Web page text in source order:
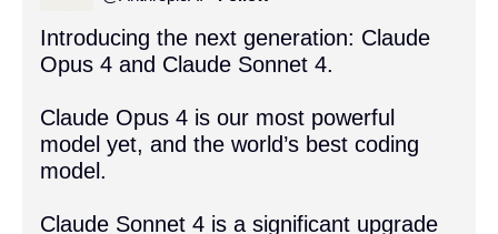
Introducing the next generation: Claude
Opus 4 and Claude Sonnet 4.
Claude Opus 4 is our most powerful
model yet, and the world’s best coding
model.
Claude Sonnet 4 is a significant upgrade